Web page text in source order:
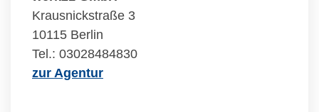
Krausnickstraße 3
10115 Berlin
Tel.: 03028484830
zur Agentur